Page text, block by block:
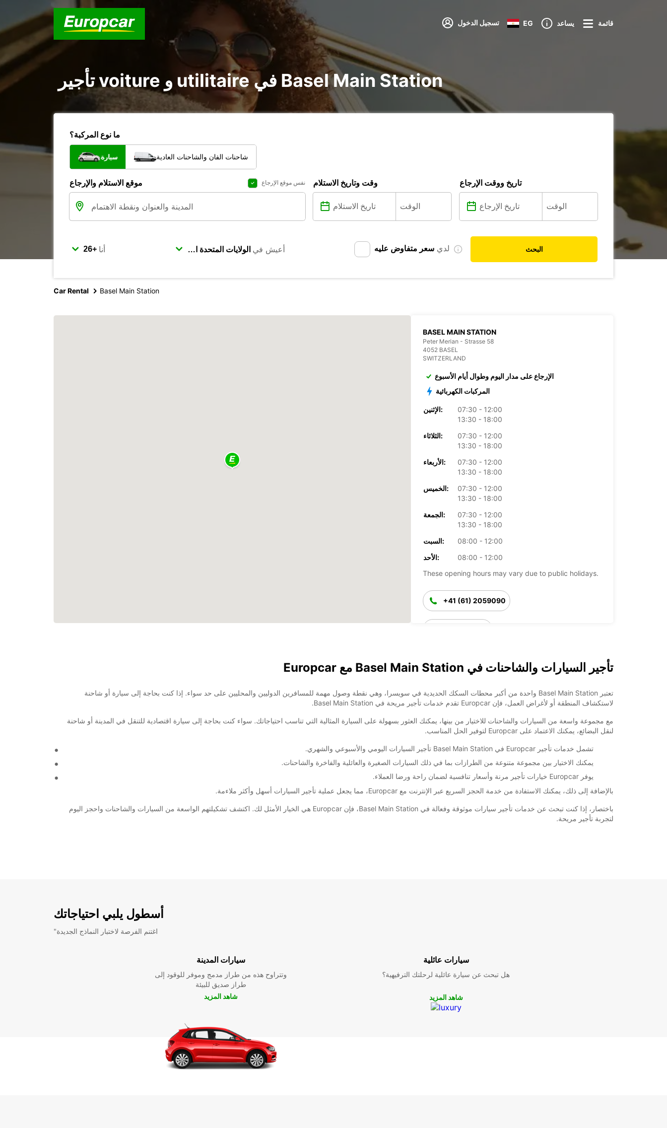
تسجيل الدخول EG يساعد قائمة
تأجير voiture و utilitaire في Basel Main Station
ما نوع المركبة؟
سيارة شاحنات الفان والشاحنات العادية
موقع الاستلام والإرجاع نفس موقع الإرجاع وقت وتاريخ الاستلام تاريخ ووقت الإرجاع
أنا أعيش في لدي سعر متفاوض عليه البحث
Car Rental Basel Main Station
BASEL MAIN STATION
Peter Merian - Strasse 58
4052 BASEL
SWITZERLAND
الإرجاع على مدار اليوم وطوال أيام الأسبوع
المركبات الكهربائية
الإثنين:
07:30 - 12:00
13:30 - 18:00
الثلاثاء:
07:30 - 12:00
13:30 - 18:00
الأربعاء:
07:30 - 12:00
13:30 - 18:00
الخميس:
07:30 - 12:00
13:30 - 18:00
الجمعة:
07:30 - 12:00
13:30 - 18:00
السبت:
08:00 - 12:00
الأحد:
08:00 - 12:00
These opening hours may vary due to public holidays.
+41 (61) 2059090
تأجير السيارات والشاحنات في Basel Main Station مع Europcar
تعتبر Basel Main Station واحدة من أكبر محطات السكك الحديدية في سويسرا، وهي نقطة وصول مهمة للمسافرين الدوليين والمحليين على حد سواء. إذا كنت بحاجة إلى سيارة أو شاحنة
لاستكشاف المنطقة أو لأغراض العمل، فإن Europcar تقدم خدمات تأجير مريحة في Basel Main Station.
مع مجموعة واسعة من السيارات والشاحنات للاختيار من بينها، يمكنك العثور بسهولة على السيارة المثالية التي تناسب احتياجاتك. سواء كنت بحاجة إلى سيارة اقتصادية للتنقل في المدينة أو شاحنة
لنقل البضائع، يمكنك الاعتماد على Europcar لتوفير الحل المناسب.
تشمل خدمات تأجير Europcar في Basel Main Station تأجير السيارات اليومي والأسبوعي والشهري.
يمكنك الاختيار بين مجموعة متنوعة من الطرازات بما في ذلك السيارات الصغيرة والعائلية والفاخرة والشاحنات.
يوفر Europcar خيارات تأجير مرنة وأسعار تنافسية لضمان راحة ورضا العملاء.
بالإضافة إلى ذلك، يمكنك الاستفادة من خدمة الحجز السريع عبر الإنترنت مع Europcar، مما يجعل عملية تأجير السيارات أسهل وأكثر ملاءمة.
باختصار، إذا كنت تبحث عن خدمات تأجير سيارات موثوقة وفعالة في Basel Main Station، فإن Europcar هي الخيار الأمثل لك. اكتشف تشكيلتهم الواسعة من السيارات والشاحنات واحجز اليوم
لتجربة تأجير مريحة.
أسطول يلبي احتياجاتك
"اغتنم الفرصة لاختبار النماذج الجديدة
سيارات المدينة
وتتراوح هذه من طراز مدمج وموفر للوقود إلى
طراز صديق للبيئة
شاهد المزيد
سيارات عائلية
هل تبحث عن سيارة عائلية لرحلتك الترفيهية؟
شاهد المزيد